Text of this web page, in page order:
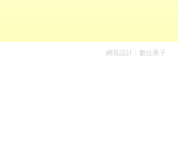
網頁設計： 數位果子